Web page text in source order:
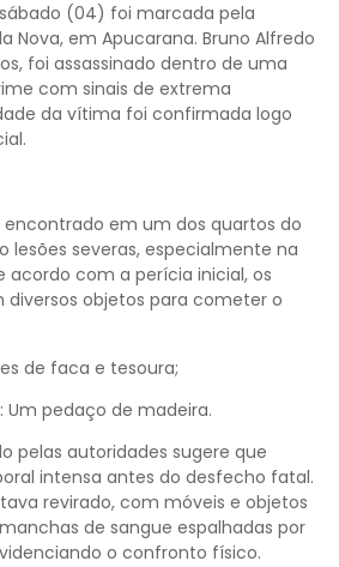
(04) foi marcada pela
Nova, em Apucarana. Bruno Alfredo
foi assassinado dentro de uma
com sinais de extrema
da vítima foi confirmada logo
encontrado em um dos quartos do
lesões severas, especialmente na
acordo com a perícia inicial, os
diversos objetos para cometer o
de faca e tesoura;
pedaço de madeira.
pelas autoridades sugere que
intensa antes do desfecho fatal.
revirado, com móveis e objetos
de sangue espalhadas por
o confronto físico.